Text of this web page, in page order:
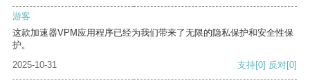
游客
这款加速器VPM应用程序已经为我们带来了无限的隐私保护和安全性保
护。
2025-10-31
支持[0] 反对[0]